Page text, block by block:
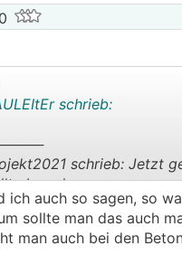
schrieb:
schrieb: Jetzt
bzw. kann.
man sollte man aber
ich auch so sagen, so
sollte man das auch
man auch bei den